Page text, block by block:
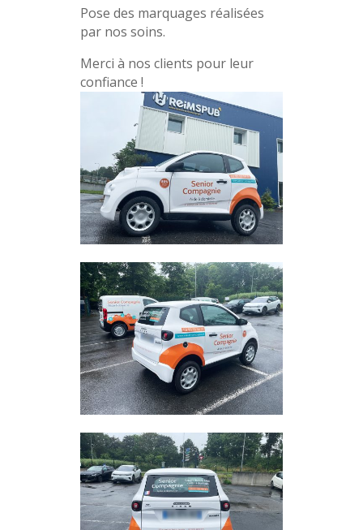
Pose des marquages réalisées
par nos soins.
Merci à nos clients pour leur
confiance !